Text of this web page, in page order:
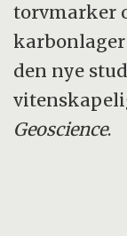
torvmarker
den nye
Geoscience.